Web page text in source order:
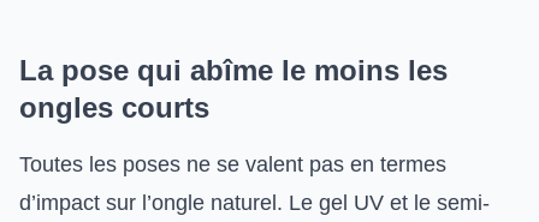
La pose qui abîme le moins les
ongles courts
Toutes les poses ne se valent pas en termes
d’impact sur l’ongle naturel. Le gel UV et le semi-